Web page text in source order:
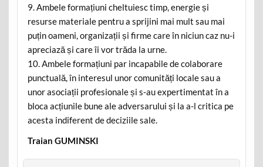
9. Ambele formațiuni cheltuiesc timp, energie și
resurse materiale pentru a sprijini mai mult sau mai
puțin oameni, organizații și firme care în niciun caz nu-i
apreciază și care îi vor trăda la urne.
10. Ambele formațiuni par incapabile de colaborare
punctuală, în interesul unor comunități locale sau a
unor asociații profesionale și s-au expertimentat în a
bloca acțiunile bune ale adversarului și la a-l critica pe
acesta indiferent de deciziile sale.
Traian GUMINSKI